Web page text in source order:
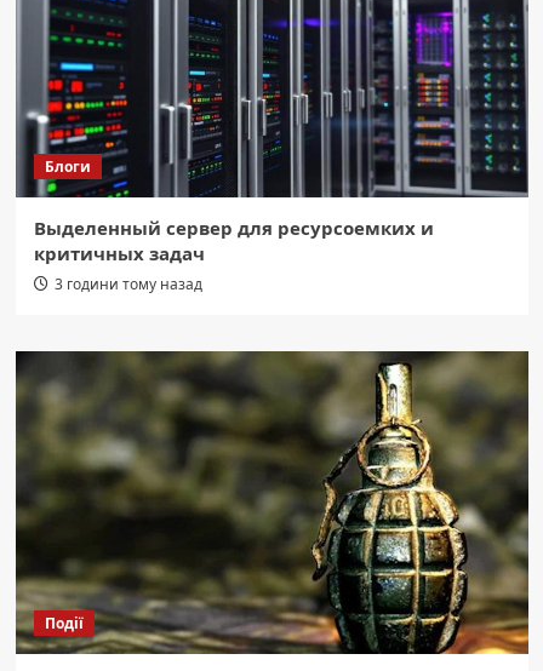
Блоги
Выделенный сервер для ресурсоемких и
критичных задач
3 години тому назад
Події